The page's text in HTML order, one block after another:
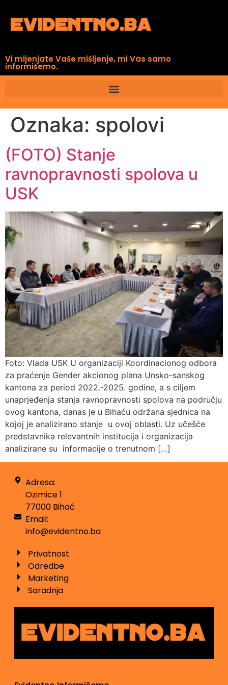
Vi mijenjate Vaše mišljenje, mi Vas samo
informišemo.
Oznaka: spolovi
(FOTO) Stanje
ravnopravnosti spolova u
USK
Foto: Vlada USK U organizaciji Koordinacionog odbora
za praćenje Gender akcionog plana Unsko-sanskog
kantona za period 2022.-2025. godine, a s ciljem
unaprjeđenja stanja ravnopravnosti spolova na području
ovog kantona, danas je u Bihaću održana sjednica na
kojoj je analizirano stanje u ovoj oblasti. Uz učešće
predstavnika relevantnih institucija i organizacija
analizirane su informacije o trenutnom […]
Adresa:
Ozimice 1
77000 Bihać
Email:
info@evidentno.ba
Privatnost
Odredbe
Marketing
Saradnja